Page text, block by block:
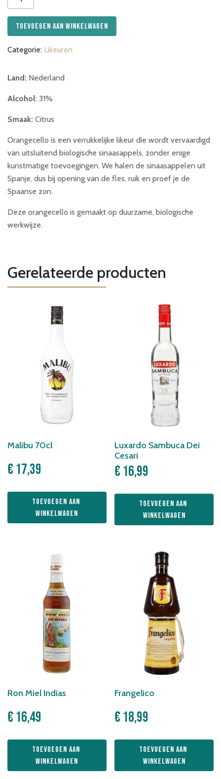
Orangecello
50cl
aantal
Toevoegen aan winkelwagen
Categorie: Likeuren
Land: Nederland
Alcohol: 31%
Smaak: Citrus
Orangecello is een verrukkelijke likeur die wordt vervaardigd
van uitsluitend biologische sinaasappels, zonder enige
kunstmatige toevoegingen. We halen de sinaasappelen uit
Spanje, dus bij opening van de fles, ruik en proef je de
Spaanse zon.
Deze orangecello is gemaakt op duurzame, biologische
werkwijze.
Gerelateerde producten
Malibu 70cl
€17,39
Toevoegen aan
winkelwagen
Luxardo Sambuca Dei
Cesari
€16,99
Toevoegen aan
winkelwagen
Ron Miel Indias
€16,49
Toevoegen aan
winkelwagen
Frangelico
€18,99
Toevoegen aan
winkelwagen